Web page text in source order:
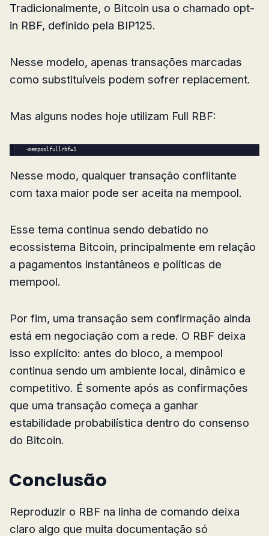
Tradicionalmente, o Bitcoin usa o chamado opt-
in RBF, definido pela BIP125.
Nesse modelo, apenas transações marcadas
como substituíveis podem sofrer replacement.
Mas alguns nodes hoje utilizam Full RBF:
-mempoolfullrbf=1
Nesse modo, qualquer transação conflitante
com taxa maior pode ser aceita na mempool.
Esse tema continua sendo debatido no
ecossistema Bitcoin, principalmente em relação
a pagamentos instantâneos e políticas de
mempool.
Por fim, uma transação sem confirmação ainda
está em negociação com a rede. O RBF deixa
isso explícito: antes do bloco, a mempool
continua sendo um ambiente local, dinâmico e
competitivo. É somente após as confirmações
que uma transação começa a ganhar
estabilidade probabilística dentro do consenso
do Bitcoin.
Conclusão
Reproduzir o RBF na linha de comando deixa
claro algo que muita documentação só